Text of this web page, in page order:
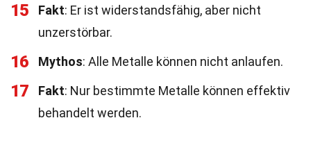
15 Fakt: Er ist widerstandsfähig, aber nicht
unzerstörbar.
16 Mythos: Alle Metalle können nicht anlaufen.
17 Fakt: Nur bestimmte Metalle können effektiv
behandelt werden.